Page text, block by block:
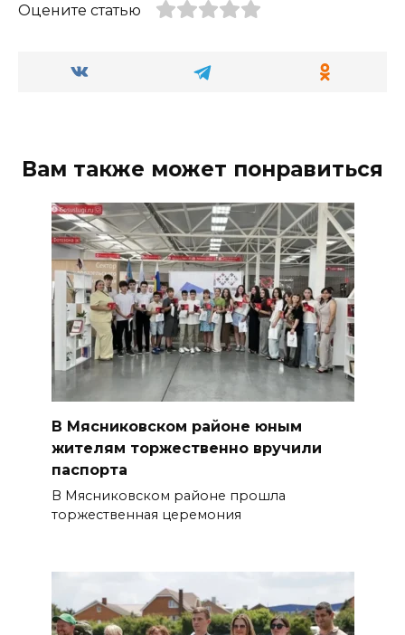
Оцените статью
Вам также может понравиться
В Мясниковском районе юным
жителям торжественно вручили
паспорта
В Мясниковском районе прошла
торжественная церемония